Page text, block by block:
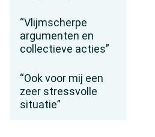
“Vlijmscherpe
argumenten en
collectieve acties”
“Ook voor mij een
zeer stressvolle
situatie”